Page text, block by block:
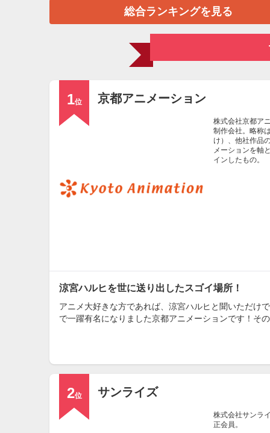
総合ランキングを見る
1位 京都アニメーション
株式会社京都ア
制作会社。略称
け）、他社作品
メーションを軸
インしたもの。
涼宮ハルヒを世に送り出したスゴイ場所！
アニメ大好きな方であれば、涼宮ハルヒと聞いただけ
で一躍有名になりました京都アニメーションです！そ
2位 サンライズ
株式会社サンラ
正会員。